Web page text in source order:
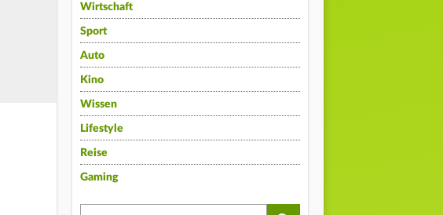
Wirtschaft
Sport
Auto
Kino
Wissen
Lifestyle
Reise
Gaming